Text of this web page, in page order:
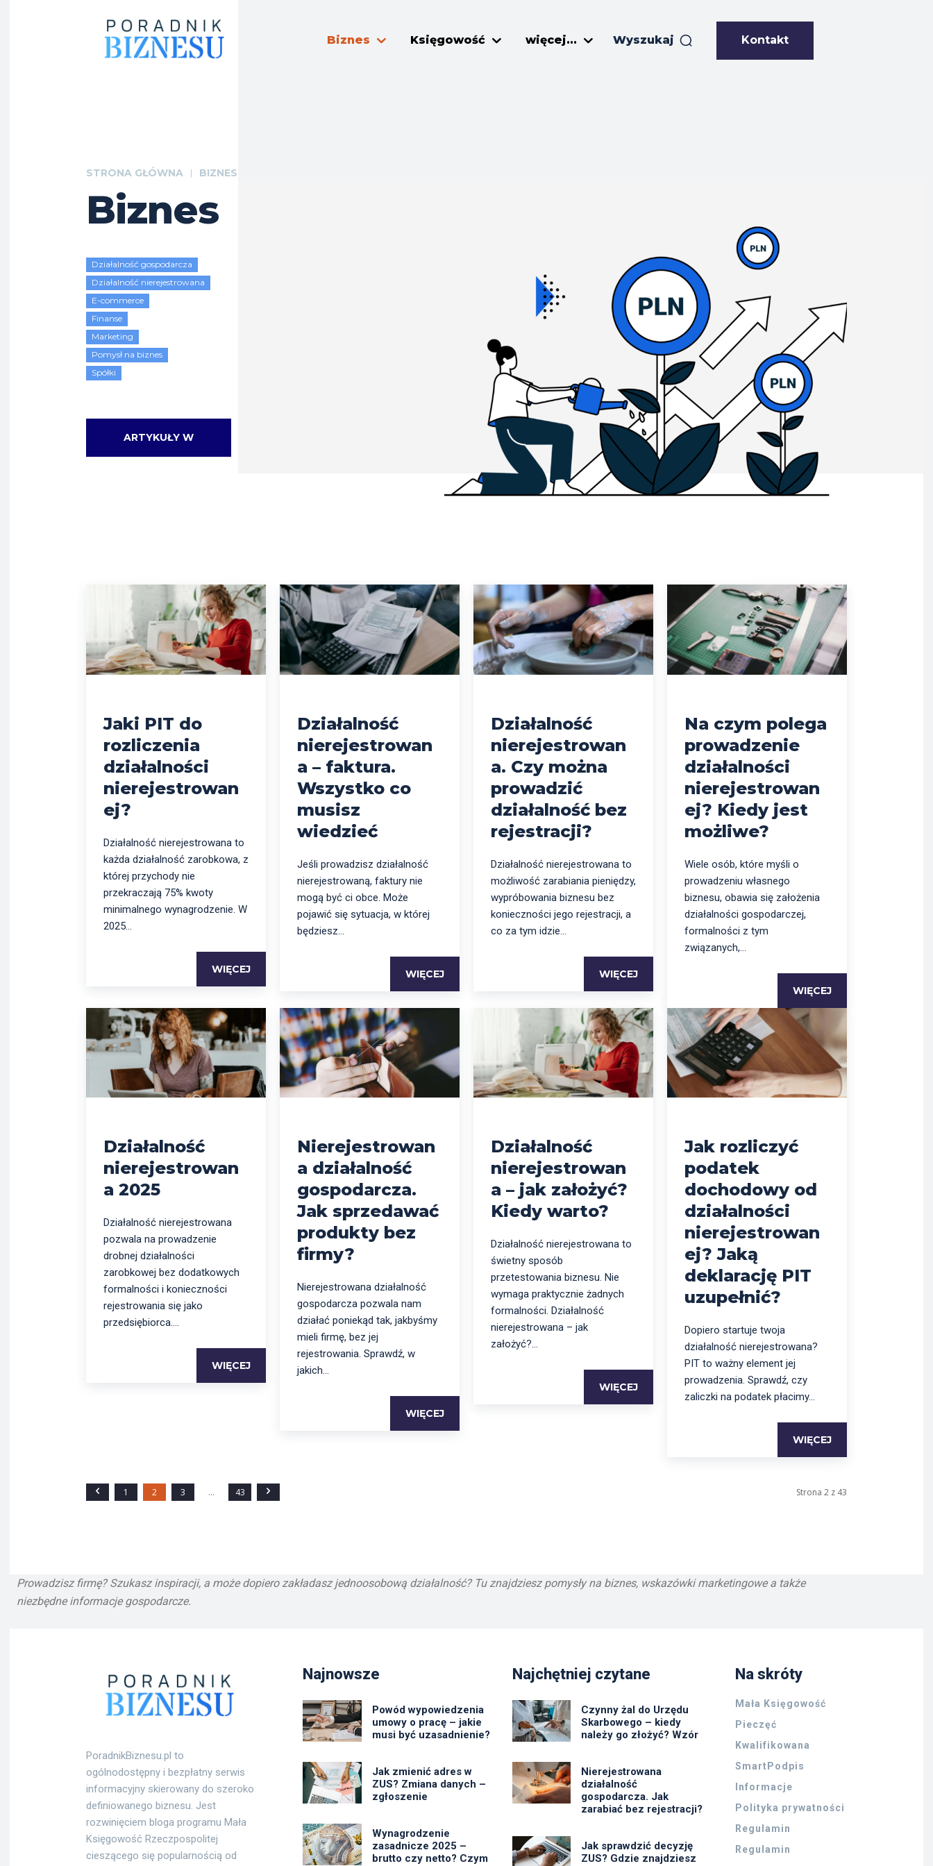
Biznes Księgowość więcej... Wyszukaj Kontakt
STRONA GŁÓWNA BIZNES
Biznes
Działalność gospodarcza
Działalność nierejestrowana
E-commerce
Finanse
Marketing
Pomysł na biznes
Spółki
ARTYKUŁY W
Jaki PIT do
rozliczenia
działalności
nierejestrowan
ej?
Działalność nierejestrowana to
każda działalność zarobkowa, z
której przychody nie
przekraczają 75% kwoty
minimalnego wynagrodzenie. W
2025...
WIĘCEJ
Działalność
nierejestrowan
a – faktura.
Wszystko co
musisz
wiedzieć
Jeśli prowadzisz działalność
nierejestrowaną, faktury nie
mogą być ci obce. Może
pojawić się sytuacja, w której
będziesz...
WIĘCEJ
Działalność
nierejestrowan
a. Czy można
prowadzić
działalność bez
rejestracji?
Działalność nierejestrowana to
możliwość zarabiania pieniędzy,
wypróbowania biznesu bez
konieczności jego rejestracji, a
co za tym idzie...
WIĘCEJ
Na czym polega
prowadzenie
działalności
nierejestrowan
ej? Kiedy jest
możliwe?
Wiele osób, które myśli o
prowadzeniu własnego
biznesu, obawia się założenia
działalności gospodarczej,
formalności z tym
związanych,...
WIĘCEJ
Działalność
nierejestrowan
a 2025
Działalność nierejestrowana
pozwala na prowadzenie
drobnej działalności
zarobkowej bez dodatkowych
formalności i konieczności
rejestrowania się jako
przedsiębiorca....
WIĘCEJ
Nierejestrowan
a działalność
gospodarcza.
Jak sprzedawać
produkty bez
firmy?
Nierejestrowana działalność
gospodarcza pozwala nam
działać poniekąd tak, jakbyśmy
mieli firmę, bez jej
rejestrowania. Sprawdź, w
jakich...
WIĘCEJ
Działalność
nierejestrowan
a – jak założyć?
Kiedy warto?
Działalność nierejestrowana to
świetny sposób
przetestowania biznesu. Nie
wymaga praktycznie żadnych
formalności. Działalność
nierejestrowana – jak
założyć?...
WIĘCEJ
Jak rozliczyć
podatek
dochodowy od
działalności
nierejestrowan
ej? Jaką
deklarację PIT
uzupełnić?
Dopiero startuje twoja
działalność nierejestrowana?
PIT to ważny element jej
prowadzenia. Sprawdź, czy
zaliczki na podatek płacimy...
WIĘCEJ
1 2 3 ... 43 Strona 2 z 43
Prowadzisz firmę? Szukasz inspiracji, a może dopiero zakładasz jednoosobową działalność? Tu znajdziesz pomysły na biznes, wskazówki marketingowe a także
niezbędne informacje gospodarcze.
PoradnikBiznesu.pl to
ogólnodostępny i bezpłatny serwis
informacyjny skierowany do szeroko
definiowanego biznesu. Jest
rozwinięciem bloga programu Mała
Księgowość Rzeczpospolitej
cieszącego się popularnością od
Najnowsze
Powód wypowiedzenia
umowy o pracę – jakie
musi być uzasadnienie?
Jak zmienić adres w
ZUS? Zmiana danych –
zgłoszenie
Wynagrodzenie
zasadnicze 2025 –
brutto czy netto? Czym
Najchętniej czytane
Czynny żal do Urzędu
Skarbowego – kiedy
należy go złożyć? Wzór
Nierejestrowana
działalność
gospodarcza. Jak
zarabiać bez rejestracji?
Jak sprawdzić decyzję
ZUS? Gdzie znajdziesz
Na skróty
Mała Księgowość
Pieczęć
Kwalifikowana
SmartPodpis
Informacje
Polityka prywatności
Regulamin
Regulamin